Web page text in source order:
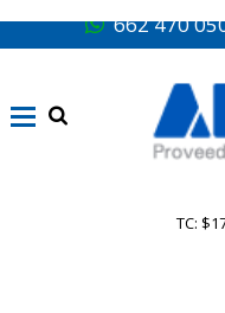
662 470
TC: